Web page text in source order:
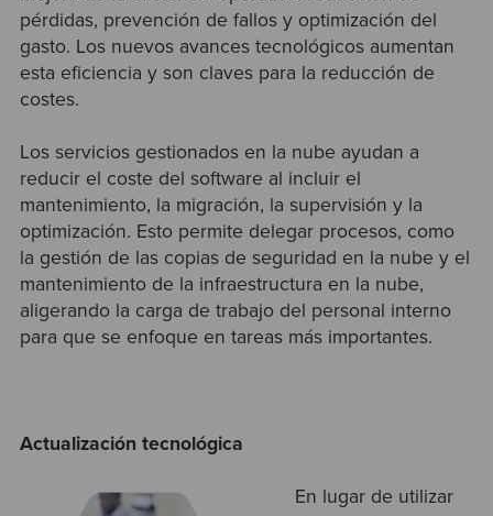
pérdidas, prevención de fallos y optimización del
gasto. Los nuevos avances tecnológicos aumentan
esta eficiencia y son claves para la reducción de
costes.
Los servicios gestionados en la nube ayudan a
reducir el coste del software al incluir el
mantenimiento, la migración, la supervisión y la
optimización. Esto permite delegar procesos, como
la gestión de las copias de seguridad en la nube y el
mantenimiento de la infraestructura en la nube,
aligerando la carga de trabajo del personal interno
para que se enfoque en tareas más importantes.
Actualización tecnológica
En lugar de utilizar